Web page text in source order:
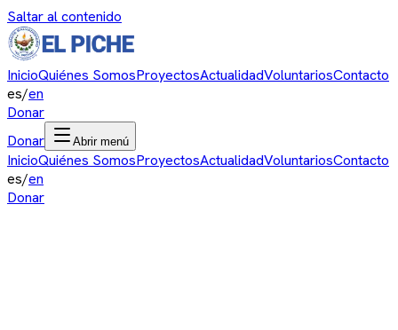
Saltar al contenido
InicioQuiénes SomosProyectosActualidadVoluntariosContacto
es/en
Donar
Donar
Abrir menú
InicioQuiénes SomosProyectosActualidadVoluntariosContacto
es/en
Donar